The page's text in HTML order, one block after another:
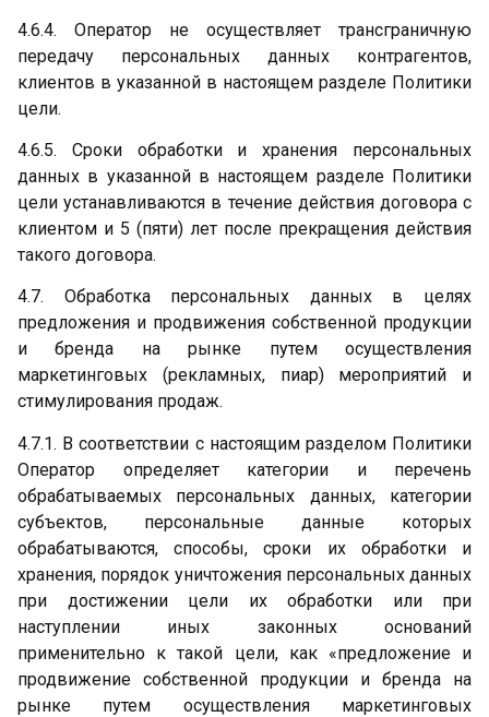
4.6.4. Оператор не осуществляет трансграничную
передачу персональных данных контрагентов,
клиентов в указанной в настоящем разделе Политики
цели.
4.6.5. Сроки обработки и хранения персональных
данных в указанной в настоящем разделе Политики
цели устанавливаются в течение действия договора с
клиентом и 5 (пяти) лет после прекращения действия
такого договора.
4.7. Обработка персональных данных в целях
предложения и продвижения собственной продукции
и бренда на рынке путем осуществления
маркетинговых (рекламных, пиар) мероприятий и
стимулирования продаж.
4.7.1. В соответствии с настоящим разделом Политики
Оператор определяет категории и перечень
обрабатываемых персональных данных, категории
субъектов, персональные данные которых
обрабатываются, способы, сроки их обработки и
хранения, порядок уничтожения персональных данных
при достижении цели их обработки или при
наступлении иных законных оснований
применительно к такой цели, как «предложение и
продвижение собственной продукции и бренда на
рынке путем осуществления маркетинговых